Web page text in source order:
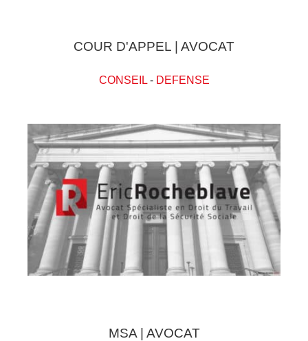
COUR D'APPEL | AVOCAT
CONSEIL- DEFENSE
MSA | AVOCAT